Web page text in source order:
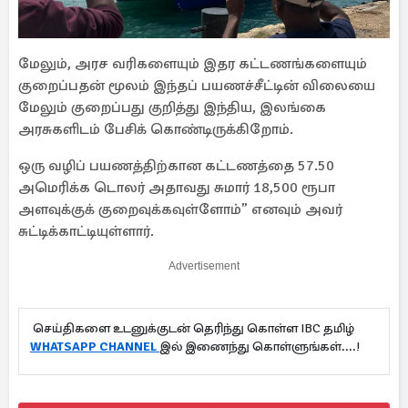
மேலும், அரச வரிகளையும் இதர கட்டணங்களையும்
குறைப்பதன் மூலம் இந்தப் பயணச்சீட்டின் விலையை
மேலும் குறைப்பது குறித்து இந்திய, இலங்கை
அரசுகளிடம் பேசிக் கொண்டிருக்கிறோம்.
ஒரு வழிப் பயணத்திற்கான கட்டணத்தை 57.50
அமெரிக்க டொலர் அதாவது சுமார் 18,500 ரூபா
அளவுக்குக் குறைவுக்கவுள்ளோம்” எனவும் அவர்
சுட்டிக்காட்டியுள்ளார்.
Advertisement
செய்திகளை உடனுக்குடன் தெரிந்து கொள்ள IBC தமிழ்
WHATSAPP CHANNEL இல் இணைந்து கொள்ளுங்கள்....!